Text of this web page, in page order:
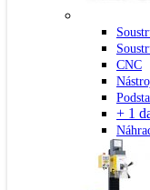
CNC
+ 1